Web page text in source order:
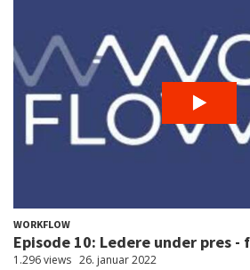
WORKFLOW
Episode 10: Ledere under pres -
1.296 views 26. januar 2022